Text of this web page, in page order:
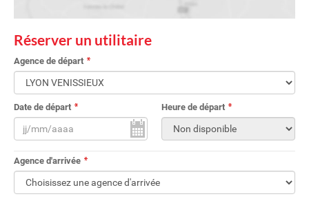
Réserver un utilitaire
Agence de départ
Date de départ Heure de départ
Agence d'arrivée